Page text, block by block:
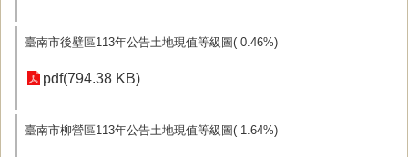
臺南市後壁區113年公告土地現值等級圖( 0.46%)
pdf(794.38 KB)
臺南市柳營區113年公告土地現值等級圖( 1.64%)